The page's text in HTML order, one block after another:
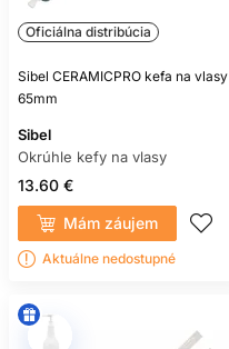
Oficiálna distribúcia
Sibel CERAMICPRO kefa na vlasy
65mm
Sibel
Okrúhle kefy na vlasy
13.60 €
Mám záujem
Aktuálne nedostupné